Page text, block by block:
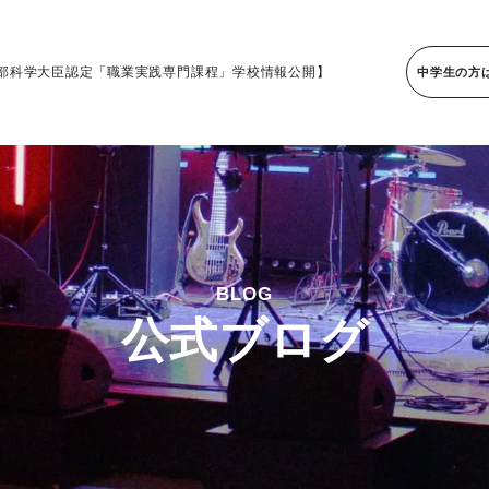
科学大臣認定「職業実践専門課程」学校情報公開】 中学生の方
BLOG
公式ブログ